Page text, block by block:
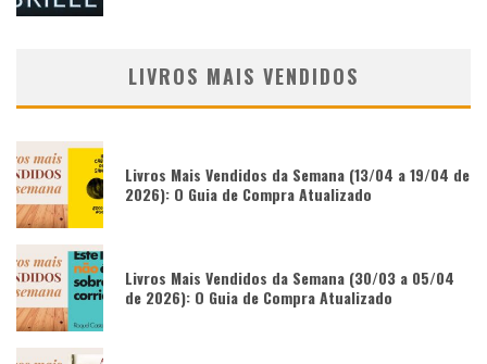
LIVROS MAIS VENDIDOS
Livros Mais Vendidos da Semana (13/04 a 19/04 de
2026): O Guia de Compra Atualizado
Livros Mais Vendidos da Semana (30/03 a 05/04
de 2026): O Guia de Compra Atualizado